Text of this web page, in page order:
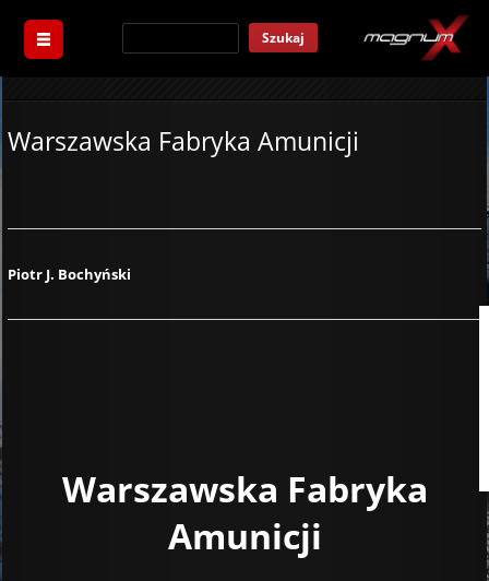
Szukaj
Warszawska Fabryka Amunicji
Piotr J. Bochyński
Warszawska Fabryka
Amunicji